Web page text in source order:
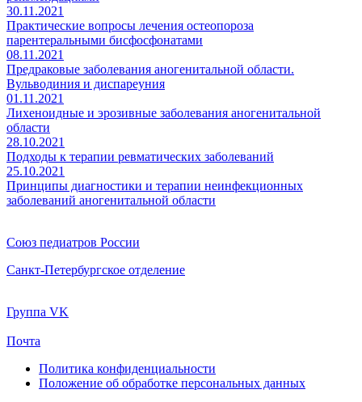
30.11.2021
Практические вопросы лечения остеопороза
парентеральными бисфосфонатами
08.11.2021
Предраковые заболевания аногенитальной области.
Вульводиния и диспареуния
01.11.2021
Лихеноидные и эрозивные заболевания аногенитальной
области
28.10.2021
Подходы к терапии ревматических заболеваний
25.10.2021
Принципы диагностики и терапии неинфекционных
заболеваний аногенитальной области
Союз педиатров России
Санкт-Петербургское отделение
Группа VK
Почта
Политика конфиденциальности
Положение об обработке персональных данных